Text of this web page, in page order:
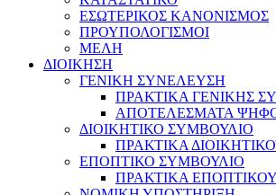
ΕΣΩΤΕΡΙΚΟΣ ΚΑΝΟΝΙΣΜΟΣ
ΠΡΟΥΠΟΛΟΓΙΣΜΟΙ
ΜΕΛΗ
ΔΙΟΙΚΗΣΗ
ΓΕΝΙΚΗ ΣΥΝΕΛΕΥΣΗ
ΠΡΑΚΤΙΚΑ ΓΕΝΙΚΗΣ
ΑΠΟΤΕΛΕΣΜΑΤΑ
ΔΙΟΙΚΗΤΙΚΟ ΣΥΜΒΟΥΛΙΟ
ΠΡΑΚΤΙΚΑ
ΕΠΟΠΤΙΚΟ ΣΥΜΒΟΥΛΙΟ
ΠΡΑΚΤΙΚΑ